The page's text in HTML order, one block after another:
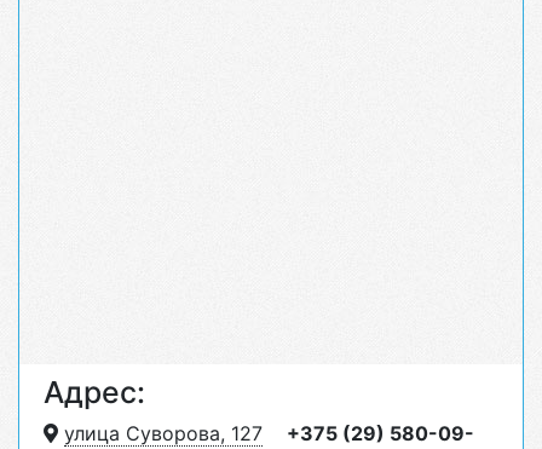
Адрес:
улица Суворова, 127
+375 (29) 580-09-